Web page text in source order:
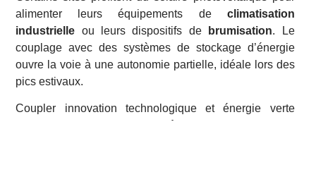
alimenter leurs équipements de climatisation
industrielle ou leurs dispositifs de brumisation. Le
couplage avec des systèmes de stockage d’énergie
ouvre la voie à une autonomie partielle, idéale lors des
pics estivaux.
Coupler innovation technologique et énergie verte